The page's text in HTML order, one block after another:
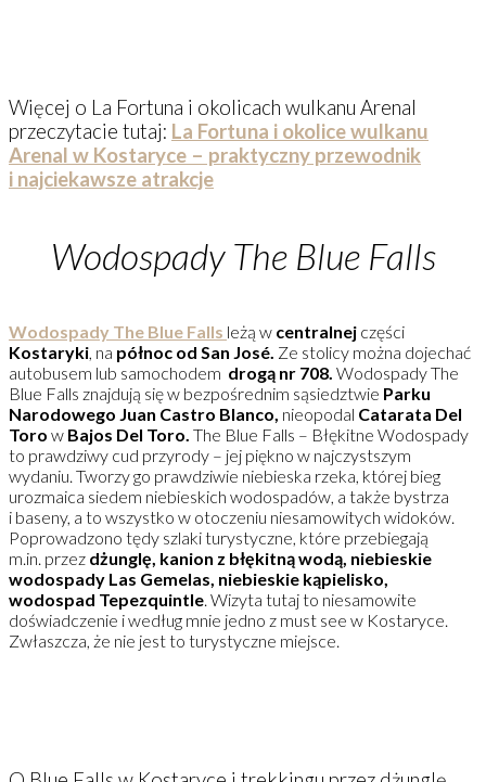
Więcej o La Fortuna i okolicach wulkanu Arenal
przeczytacie tutaj: La Fortuna i okolice wulkanu
Arenal w Kostaryce – praktyczny przewodnik
i najciekawsze atrakcje
Wodospady The Blue Falls
Wodospady The Blue Falls leżą w centralnej części
Kostaryki, na północ od San José. Ze stolicy można dojechać
autobusem lub samochodem drogą nr 708. Wodospady The
Blue Falls znajdują się w bezpośrednim sąsiedztwie Parku
Narodowego Juan Castro Blanco, nieopodal Catarata Del
Toro w Bajos Del Toro. The Blue Falls – Błękitne Wodospady
to prawdziwy cud przyrody – jej piękno w najczystszym
wydaniu. Tworzy go prawdziwie niebieska rzeka, której bieg
urozmaica siedem niebieskich wodospadów, a także bystrza
i baseny, a to wszystko w otoczeniu niesamowitych widoków.
Poprowadzono tędy szlaki turystyczne, które przebiegają
m.in. przez dżunglę, kanion z błękitną wodą, niebieskie
wodospady Las Gemelas, niebieskie kąpielisko,
wodospad Tepezquintle. Wizyta tutaj to niesamowite
doświadczenie i według mnie jedno z must see w Kostaryce.
Zwłaszcza, że nie jest to turystyczne miejsce.